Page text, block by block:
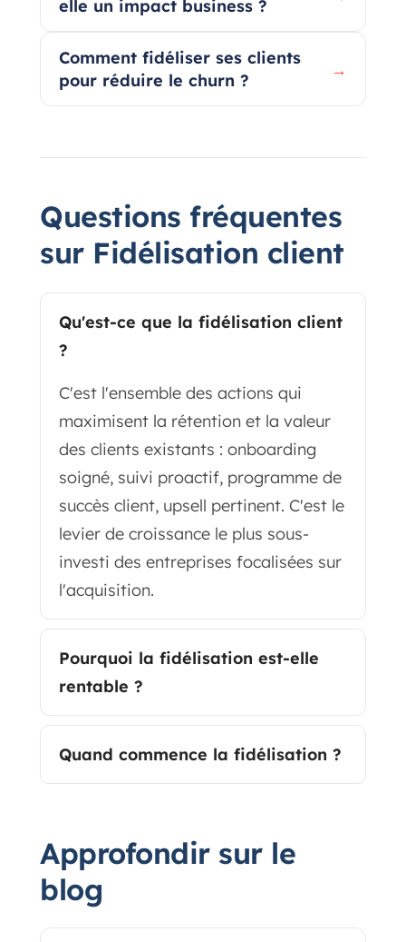
elle un impact business ?
Comment fidéliser ses clients
pour réduire le churn ?
→
Questions fréquentes
sur Fidélisation client
Qu'est-ce que la fidélisation client
?
C'est l'ensemble des actions qui
maximisent la rétention et la valeur
des clients existants : onboarding
soigné, suivi proactif, programme de
succès client, upsell pertinent. C'est le
levier de croissance le plus sous-
investi des entreprises focalisées sur
l'acquisition.
Pourquoi la fidélisation est-elle
rentable ?
Quand commence la fidélisation ?
Approfondir sur le
blog